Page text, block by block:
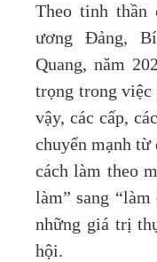
Theo tinh thần
ương Đảng,
Quang, năm
trọng trong
vậy, các cấp,
chuyển mạnh từ
cách làm theo
làm” sang
những giá trị
hội.